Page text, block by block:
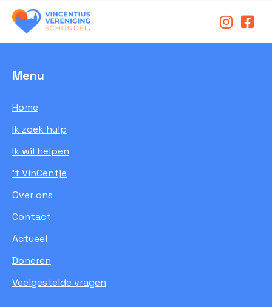
Menu
Home
Ik zoek hulp
Ik wil helpen
’t VinCentje
Over ons
Contact
Actueel
Doneren
Veelgestelde vragen